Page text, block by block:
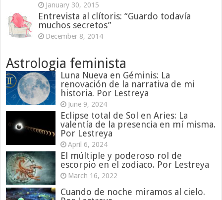
January 30, 2015
Entrevista al clítoris: “Guardo todavía
muchos secretos”
December 8, 2014
Astrologia feminista
Luna Nueva en Géminis: La
renovación de la narrativa de mi
historia. Por Lestreya
June 9, 2024
Eclipse total de Sol en Aries: La
valentía de la presencia en mí misma.
Por Lestreya
April 6, 2024
El múltiple y poderoso rol de
escorpio en el zodiaco. Por Lestreya
March 16, 2022
Cuando de noche miramos al cielo.